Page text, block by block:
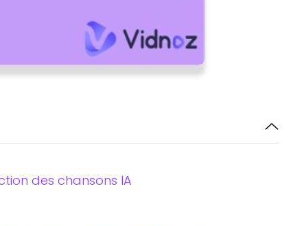
des chansons IA